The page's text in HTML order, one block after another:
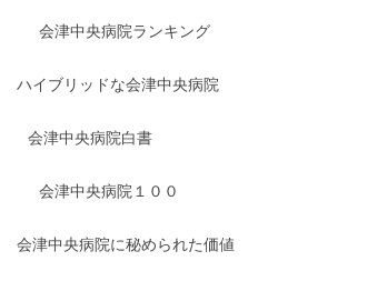
会津中央病院ランキング
ハイブリッドな会津中央病院
会津中央病院白書
会津中央病院１００
会津中央病院に秘められた価値